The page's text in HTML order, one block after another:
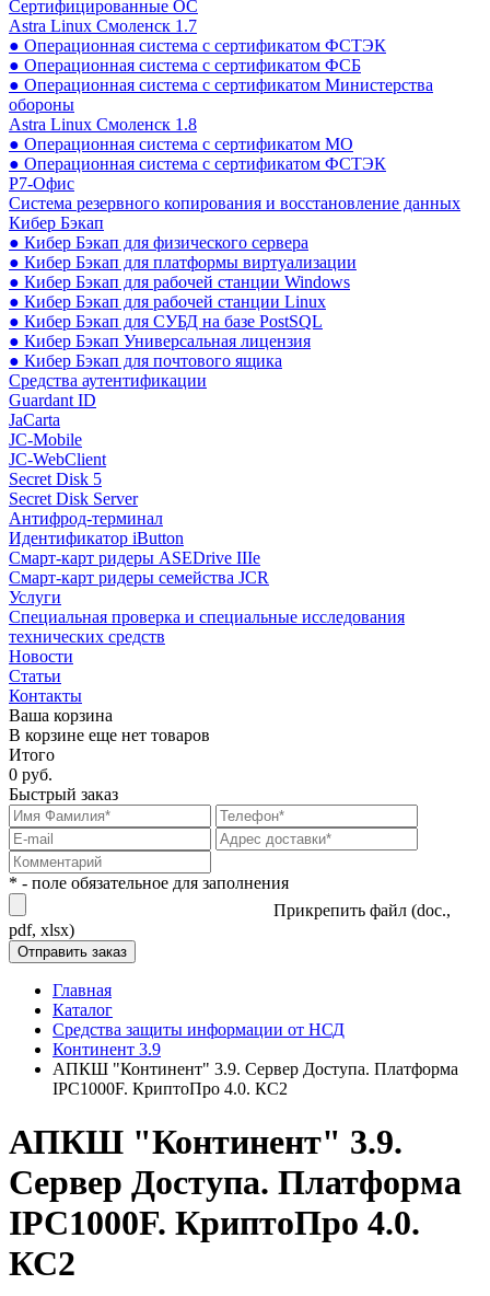
Сертифицированные ОС
Astra Linux Смоленск 1.7
● Операционная система с сертификатом ФСТЭК
● Операционная система с сертификатом ФСБ
● Операционная система с сертификатом Министерства
обороны
Astra Linux Смоленск 1.8
● Операционная система с сертификатом МО
● Операционная система с сертификатом ФСТЭК
Р7-Офис
Система резервного копирования и восстановление данных
Кибер Бэкап
● Кибер Бэкап для физического сервера
● Кибер Бэкап для платформы виртуализации
● Кибер Бэкап для рабочей станции Windows
● Кибер Бэкап для рабочей станции Linux
● Кибер Бэкап для СУБД на базе PostSQL
● Кибер Бэкап Универсальная лицензия
● Кибер Бэкап для почтового ящика
Средства аутентификации
Guardant ID
JaCarta
JC-Mobile
JC-WebClient
Secret Disk 5
Secret Disk Server
Антифрод-терминал
Идентификатор iButton
Смарт-карт ридеры ASEDrive IIIe
Смарт-карт ридеры семейства JCR
Услуги
Специальная проверка и специальные исследования
технических средств
Новости
Статьи
Контакты
Ваша корзина
В корзине еще нет товаров
Итого
0 руб.
Быстрый заказ
* - поле обязательное для заполнения
Прикрепить файл (doc.,
pdf, xlsx)
Главная
Каталог
Средства защиты информации от НСД
Континент 3.9
АПКШ "Континент" 3.9. Сервер Доступа. Платформа
IPC1000F. КриптоПро 4.0. КС2
АПКШ "Континент" 3.9.
Сервер Доступа. Платформа
IPC1000F. КриптоПро 4.0.
КС2